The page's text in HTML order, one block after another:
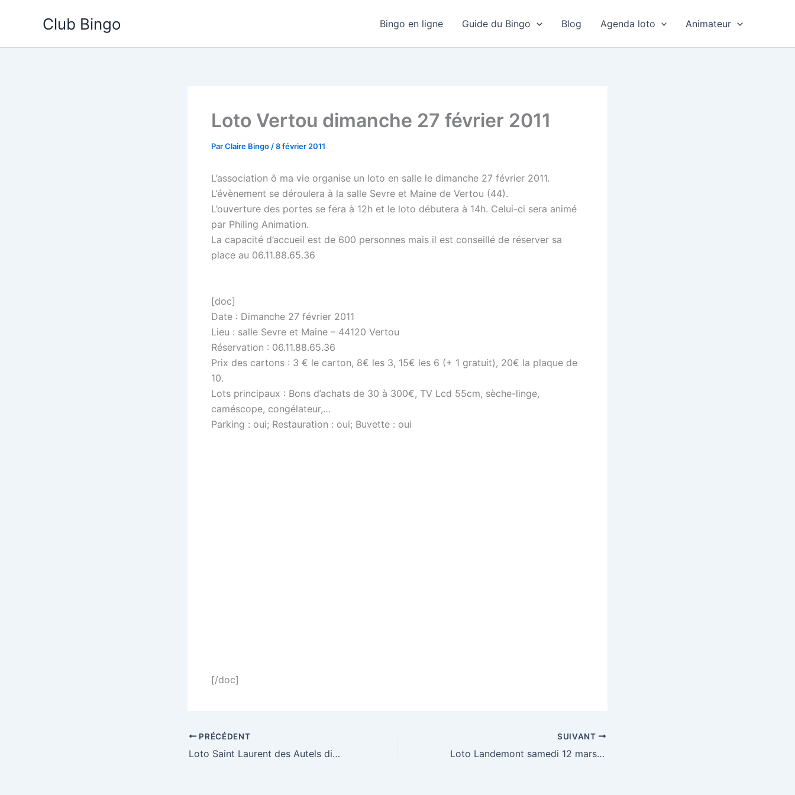
Club Bingo Bingo en ligne Guide du Bingo Blog Agenda loto Animateur
Loto Vertou dimanche 27 février 2011
ParClaire Bingo /8 février 2011
L’association ô ma vie organise un loto en salle le dimanche 27 février 2011.
L’évènement se déroulera à la salle Sevre et Maine de Vertou (44).
L’ouverture des portes se fera à 12h et le loto débutera à 14h. Celui-ci sera animé
par Philing Animation.
La capacité d’accueil est de 600 personnes mais il est conseillé de réserver sa
place au 06.11.88.65.36
[doc]
Date : Dimanche 27 février 2011
Lieu : salle Sevre et Maine – 44120 Vertou
Réservation : 06.11.88.65.36
Prix des cartons : 3 € le carton, 8€ les 3, 15€ les 6 (+ 1 gratuit), 20€ la plaque de
10.
Lots principaux : Bons d’achats de 30 à 300€, TV Lcd 55cm, sèche-linge,
caméscope, congélateur,…
Parking : oui; Restauration : oui; Buvette : oui
[/doc]
PRÉCÉDENT
Loto Saint Laurent des Autels dimanche 20 février 2011
SUIVANT
Loto Landemont samedi 12 mars 2011